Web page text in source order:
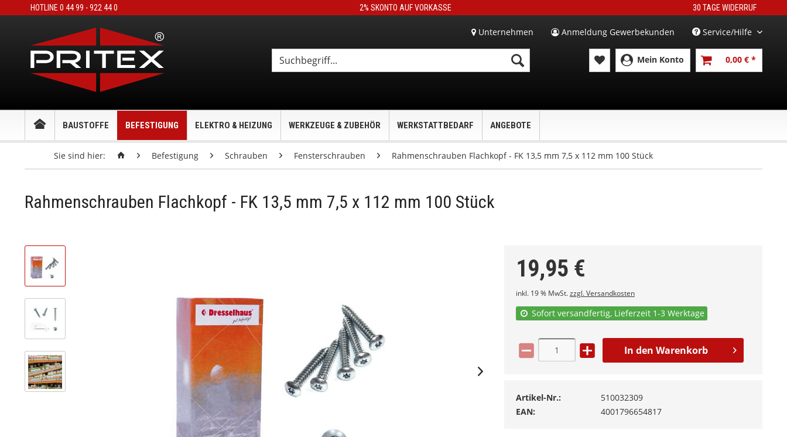
HOTLINE 0 44 99 - 922 44 0 2% SKONTO AUF VORKASSE 30 TAGE WIDERRUF
Unternehmen Anmeldung Gewerbekunden Service/Hilfe
Mein Konto 0,00 € *
BAUSTOFFE BEFESTIGUNG ELEKTRO & HEIZUNG WERKZEUGE & ZUBEHÖR WERKSTATTBEDARF ANGEBOTE
Sie sind hier: Befestigung Schrauben Fensterschrauben Rahmenschrauben Flachkopf - FK 13,5 mm 7,5 x 112 mm 100 Stück
Rahmenschrauben Flachkopf - FK 13,5 mm 7,5 x 112 mm 100 Stück
19,95 €
inkl. 19 % MwSt.zzgl. Versandkosten
Sofort versandfertig, Lieferzeit 1-3 Werktage
In den Warenkorb
Artikel-Nr.:
510032309
EAN:
4001796654817